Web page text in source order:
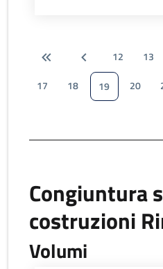
12 13
17
18 19 20
Congiuntura
costruzioni
Volumi